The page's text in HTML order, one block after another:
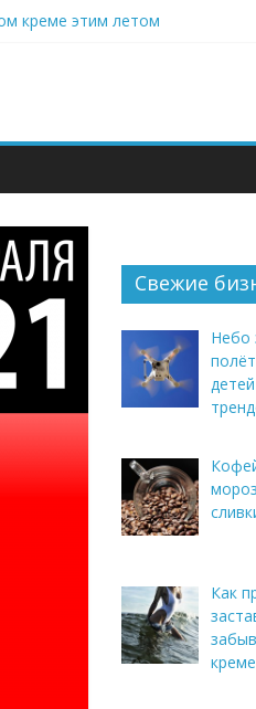
креме этим летом
Свежие
Небо
Как